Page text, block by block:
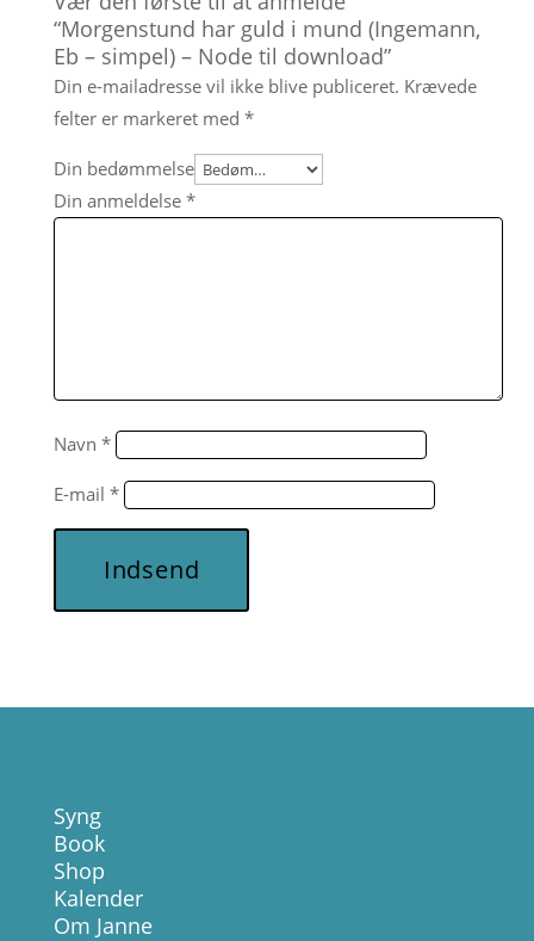
“Morgenstund har guld i mund (Ingemann,
Eb – simpel) – Node til download”
Din e-mailadresse vil ikke blive publiceret. Krævede
felter er markeret med *
Din bedømmelse
Din anmeldelse *
Navn *
E-mail *
Indsend
Syng
Book
Shop
Kalender
Om Janne